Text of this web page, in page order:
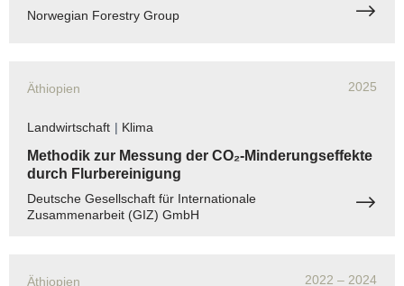
Norwegian Forestry Group
Äthiopien 2025
Landwirtschaft | Klima
Methodik zur Messung der CO₂-Minderungseffekte
durch Flurbereinigung
Deutsche Gesellschaft für Internationale
Zusammenarbeit (GIZ) GmbH
Äthiopien 2022 – 2024